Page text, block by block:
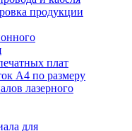
продукции
плат
А4 по размеру
лазерного
для